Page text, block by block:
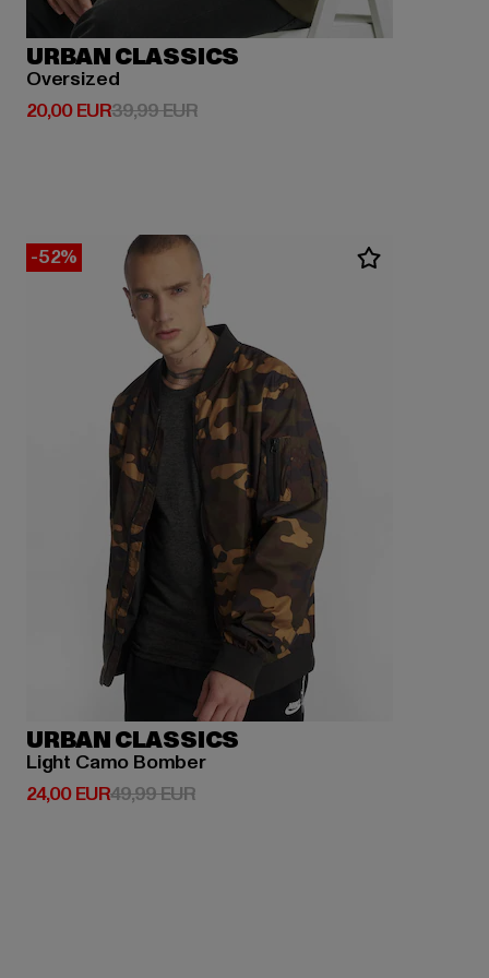
URBAN CLASSICS
Oversized
20,00 EUR
Derzeitiger Preis: 20,00 EUR
39,99 EURAktionspreis: 39,99 EUR
-52%
URBAN CLASSICS
Light Camo Bomber
24,00 EUR
Derzeitiger Preis: 24,00 EUR
49,99 EURAktionspreis: 49,99 EUR